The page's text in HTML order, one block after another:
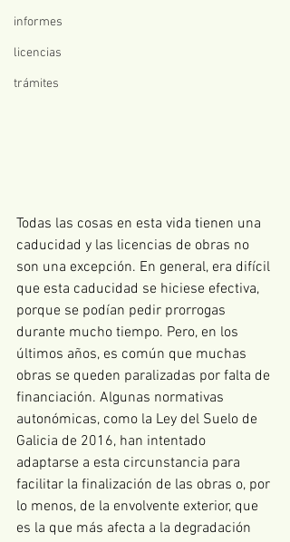
informes
licencias
trámites
Todas las cosas en esta vida tienen una
caducidad y las licencias de obras no
son una excepción. En general, era difícil
que esta caducidad se hiciese efectiva,
porque se podían pedir prorrogas
durante mucho tiempo. Pero, en los
últimos años, es común que muchas
obras se queden paralizadas por falta de
financiación. Algunas normativas
autonómicas, como la Ley del Suelo de
Galicia de 2016, han intentado
adaptarse a esta circunstancia para
facilitar la finalización de las obras o, por
lo menos, de la envolvente exterior, que
es la que más afecta a la degradación